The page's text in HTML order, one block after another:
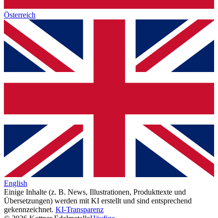
Österreich
English
Einige Inhalte (z. B. News, Illustrationen, Produkttexte und
Übersetzungen) werden mit KI erstellt und sind entsprechend
gekennzeichnet. KI-Transparenz